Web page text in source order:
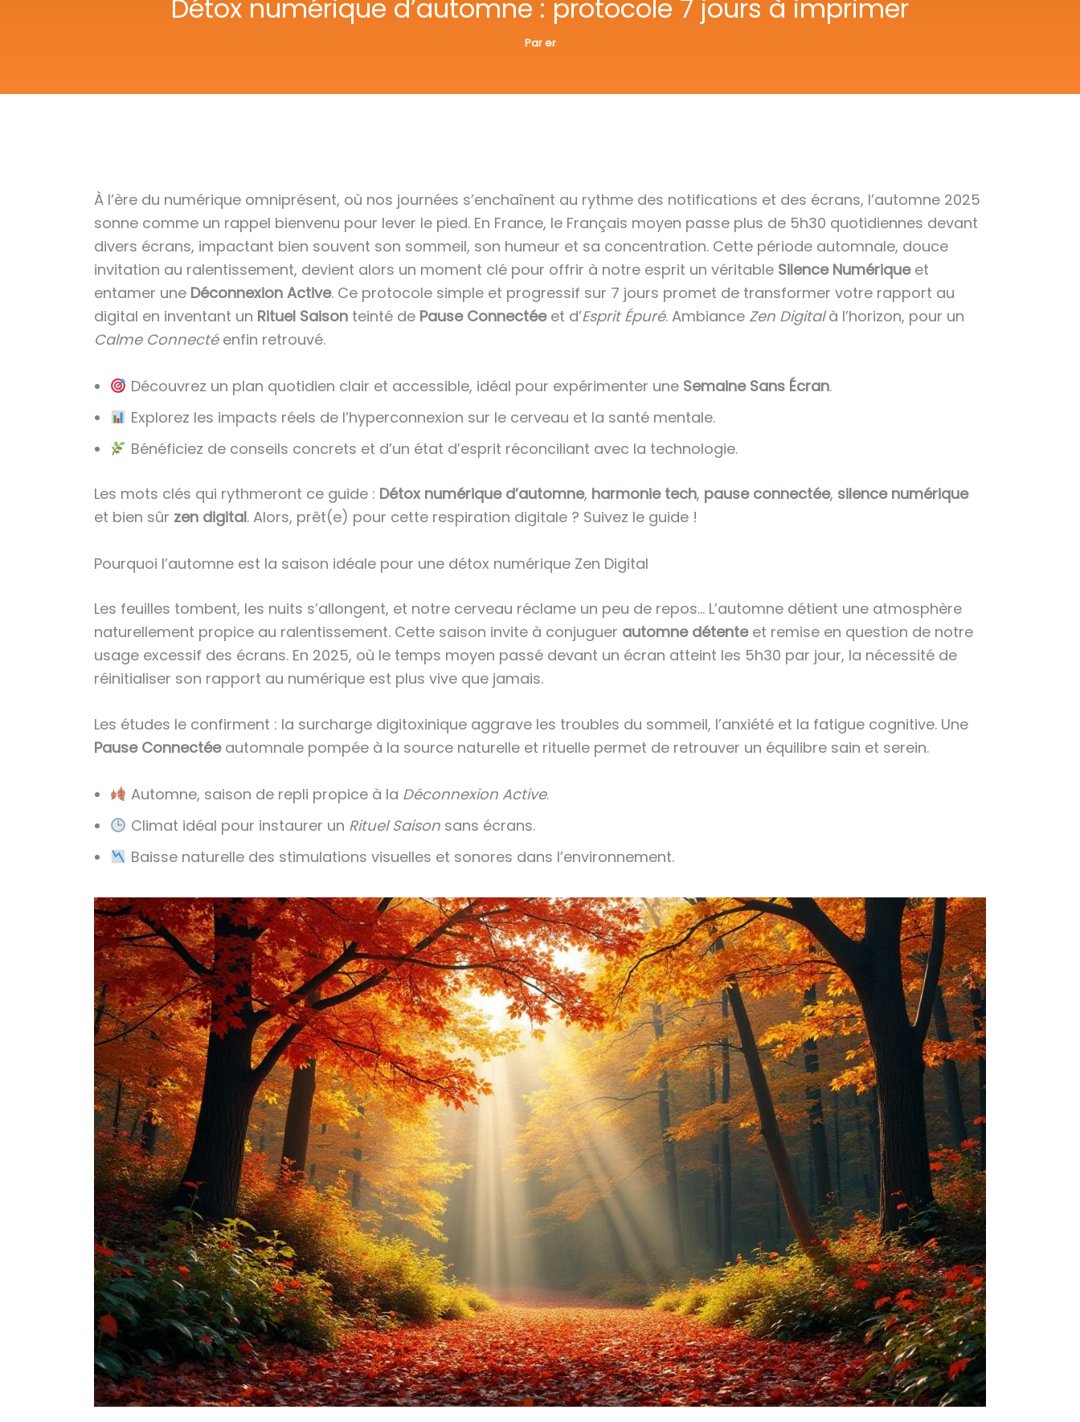
Détox numérique d’automne : protocole 7 jours à imprimer
Parer
À l’ère du numérique omniprésent, où nos journées s’enchaînent au rythme des notifications et des écrans, l’automne 2025
sonne comme un rappel bienvenu pour lever le pied. En France, le Français moyen passe plus de 5h30 quotidiennes devant
divers écrans, impactant bien souvent son sommeil, son humeur et sa concentration. Cette période automnale, douce
invitation au ralentissement, devient alors un moment clé pour offrir à notre esprit un véritable Silence Numériqueet
entamer une Déconnexion Active. Ce protocole simple et progressif sur 7 jours promet de transformer votre rapport au
digital en inventant un Rituel Saison teinté de Pause Connectéeet d’Esprit Épuré. Ambiance Zen Digitalà l’horizon, pour un
Calme Connectéenfin retrouvé.
Découvrez un plan quotidien clair et accessible, idéal pour expérimenter une Semaine Sans Écran.
Explorez les impacts réels de l’hyperconnexion sur le cerveau et la santé mentale.
Bénéficiez de conseils concrets et d’un état d’esprit réconciliant avec la technologie.
Les mots clés qui rythmeront ce guide : Détox numérique d’automne, harmonie tech, pause connectée, silence numérique
et bien sûr zen digital. Alors, prêt(e) pour cette respiration digitale ? Suivez le guide !
Pourquoi l’automne est la saison idéale pour une détox numérique Zen Digital
Les feuilles tombent, les nuits s’allongent, et notre cerveau réclame un peu de repos… L’automne détient une atmosphère
naturellement propice au ralentissement. Cette saison invite à conjuguer automne détenteet remise en question de notre
usage excessif des écrans. En 2025, où le temps moyen passé devant un écran atteint les 5h30 par jour, la nécessité de
réinitialiser son rapport au numérique est plus vive que jamais.
Les études le confirment : la surcharge digitoxinique aggrave les troubles du sommeil, l’anxiété et la fatigue cognitive. Une
Pause Connectéeautomnale pompée à la source naturelle et rituelle permet de retrouver un équilibre sain et serein.
Automne, saison de repli propice à la Déconnexion Active.
Climat idéal pour instaurer un Rituel Saisonsans écrans.
Baisse naturelle des stimulations visuelles et sonores dans l’environnement.